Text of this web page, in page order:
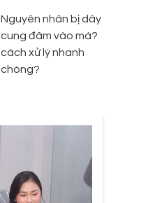
Nguyên nhân bị dây
cung đâm vào má?
cách xử lý nhanh
chóng?